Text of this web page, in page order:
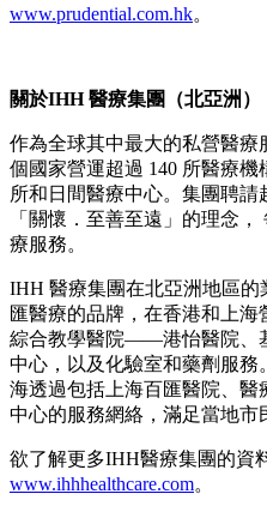
www.prudential.com.hk。
關於IHH 醫療集團（北亞洲）
作為全球其中最大的私營醫療
個國家營運超過 140 所醫療
所和日間醫療中心。集團聘請
「關懷．至善至遠」的理念
療服務。
IHH 醫療集團在北亞洲地區
匯醫療的品牌，在香港和上
綜合教學醫院——港怡醫院、
中心，以及化驗室和藥劑服
海透過包括上海百匯醫院、
中心的服務網絡，滿足當地市
欲了解更多IHH醫療集團的資
www.ihhhealthcare.com。